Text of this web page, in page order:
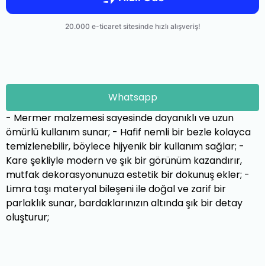
Whatsapp
- Mermer malzemesi sayesinde dayanıklı ve uzun
ömürlü kullanım sunar; - Hafif nemli bir bezle kolayca
temizlenebilir, böylece hijyenik bir kullanım sağlar; -
Kare şekliyle modern ve şık bir görünüm kazandırır,
mutfak dekorasyonunuza estetik bir dokunuş ekler; -
Limra taşı materyal bileşeni ile doğal ve zarif bir
parlaklık sunar, bardaklarınızın altında şık bir detay
oluşturur;